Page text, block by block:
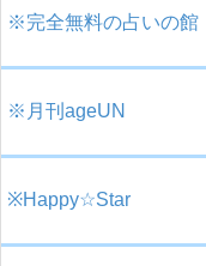
※完全無料の占いの館
※月刊ageUN
※Happy☆Star